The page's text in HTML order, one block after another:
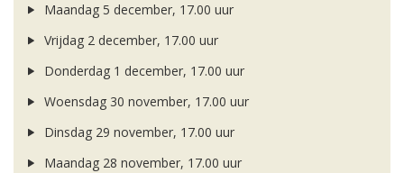
Maandag 5 december, 17.00 uur
Vrijdag 2 december, 17.00 uur
Donderdag 1 december, 17.00 uur
Woensdag 30 november, 17.00 uur
Dinsdag 29 november, 17.00 uur
Maandag 28 november, 17.00 uur